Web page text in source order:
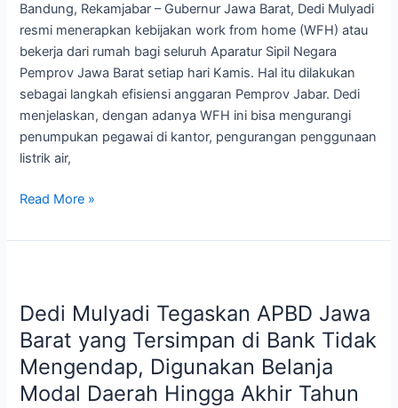
Bandung, Rekamjabar – Gubernur Jawa Barat, Dedi Mulyadi
resmi menerapkan kebijakan work from home (WFH) atau
bekerja dari rumah bagi seluruh Aparatur Sipil Negara
Pemprov Jawa Barat setiap hari Kamis. Hal itu dilakukan
sebagai langkah efisiensi anggaran Pemprov Jabar. Dedi
menjelaskan, dengan adanya WFH ini bisa mengurangi
penumpukan pegawai di kantor, pengurangan penggunaan
listrik air,
Pemprov
Jabar
Setiap
Kamis
Read More »
Dedi Mulyadi Tegaskan APBD Jawa
Barat yang Tersimpan di Bank Tidak
Mengendap, Digunakan Belanja
Modal Daerah Hingga Akhir Tahun
Tegaskan
APBD
Jawa
Barat
yang